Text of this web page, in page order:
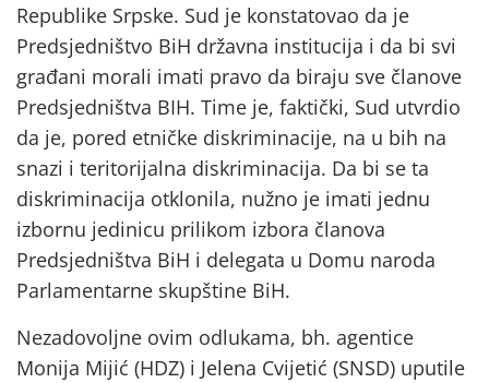
Republike Srpske. Sud je konstatovao da je
Predsjedništvo BiH državna institucija i da bi svi
građani morali imati pravo da biraju sve članove
Predsjedništva BIH. Time je, faktički, Sud utvrdio
da je, pored etničke diskriminacije, na u bih na
snazi i teritorijalna diskriminacija. Da bi se ta
diskriminacija otklonila, nužno je imati jednu
izbornu jedinicu prilikom izbora članova
Predsjedništva BiH i delegata u Domu naroda
Parlamentarne skupštine BiH.
Nezadovoljne ovim odlukama, bh. agentice
Monija Mijić (HDZ) i Jelena Cvijetić (SNSD) uputile